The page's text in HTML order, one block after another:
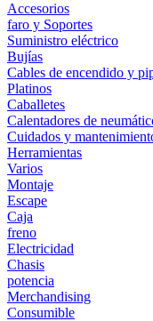
Accesorios
faro y Soportes
Suministro eléctrico
Bujías
Cables de encendido y
Platinos
Caballetes
Calentadores de
Cuidados y
Herramientas
Varios
Montaje
Escape
Caja
freno
Electricidad
Chasis
potencia
Merchandising
Consumible